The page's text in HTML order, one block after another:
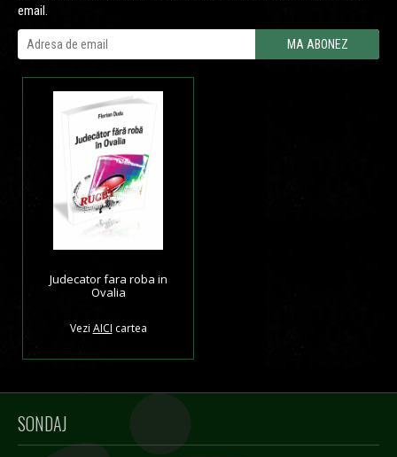
email.
Judecator fara roba in
Ovalia
Vezi AICI cartea
SONDAJ